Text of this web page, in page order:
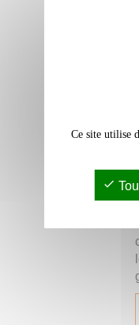
Ce site utilise